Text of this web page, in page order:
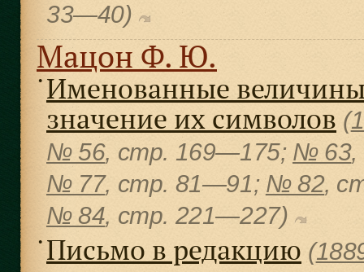
33—40)
Мацон Ф. Ю.
● Именованные
значение их символов (
№ 56, cтр. 169—175; № 63,
№ 77, cтр. 81—91; № 82,
№ 84, cтр. 221—227)
● Письмо в редакцию (